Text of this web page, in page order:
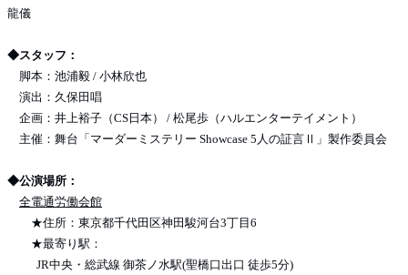
龍儀
◆スタッフ：
脚本：池浦毅 / 小林欣也
演出：久保田唱
企画：井上裕子（CS日本） / 松尾歩（ハルエンターテイメント）
主催：舞台「マーダーミステリー Showcase 5人の証言Ⅱ」製作委員会
◆公演場所：
全電通労働会館
★住所：東京都千代田区神田駿河台3丁目6
★最寄り駅：
JR中央・総武線 御茶ノ水駅(聖橋口出口 徒歩5分)